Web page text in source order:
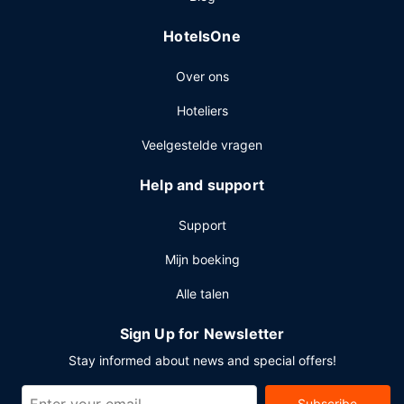
HotelsOne
Over ons
Hoteliers
Veelgestelde vragen
Help and support
Support
Mijn boeking
Alle talen
Sign Up for Newsletter
Stay informed about news and special offers!